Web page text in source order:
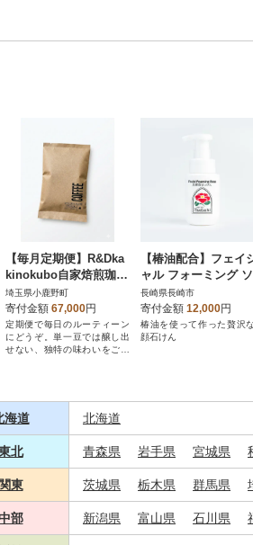
【毎月定期便】R&Dka
kinokubo自家焙煎珈琲
豆オリジナルブレン
ド 200g x 2袋全6回
埼玉県小鹿野町
寄付金額 67,000円
定期便で毎日のルーティーン
にどうぞ。単一豆では醸し出
せない、独特の味わいをご堪
【椿油配合】フェイ
ャル フォーミング
プII(洗顔泡石けん)
長崎県長崎市
寄付金額 12,000円
椿油を使って作った贅沢
顔石けん
海道 北海道
北 青森県 岩手県 宮城県
関東 茨城県 栃木県 群馬県
部 新潟県 富山県 石川県